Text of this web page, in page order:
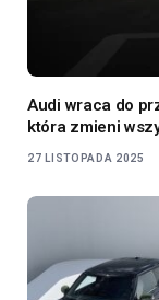
Audi wraca do
która zmieni
27 LISTOPADA 2025